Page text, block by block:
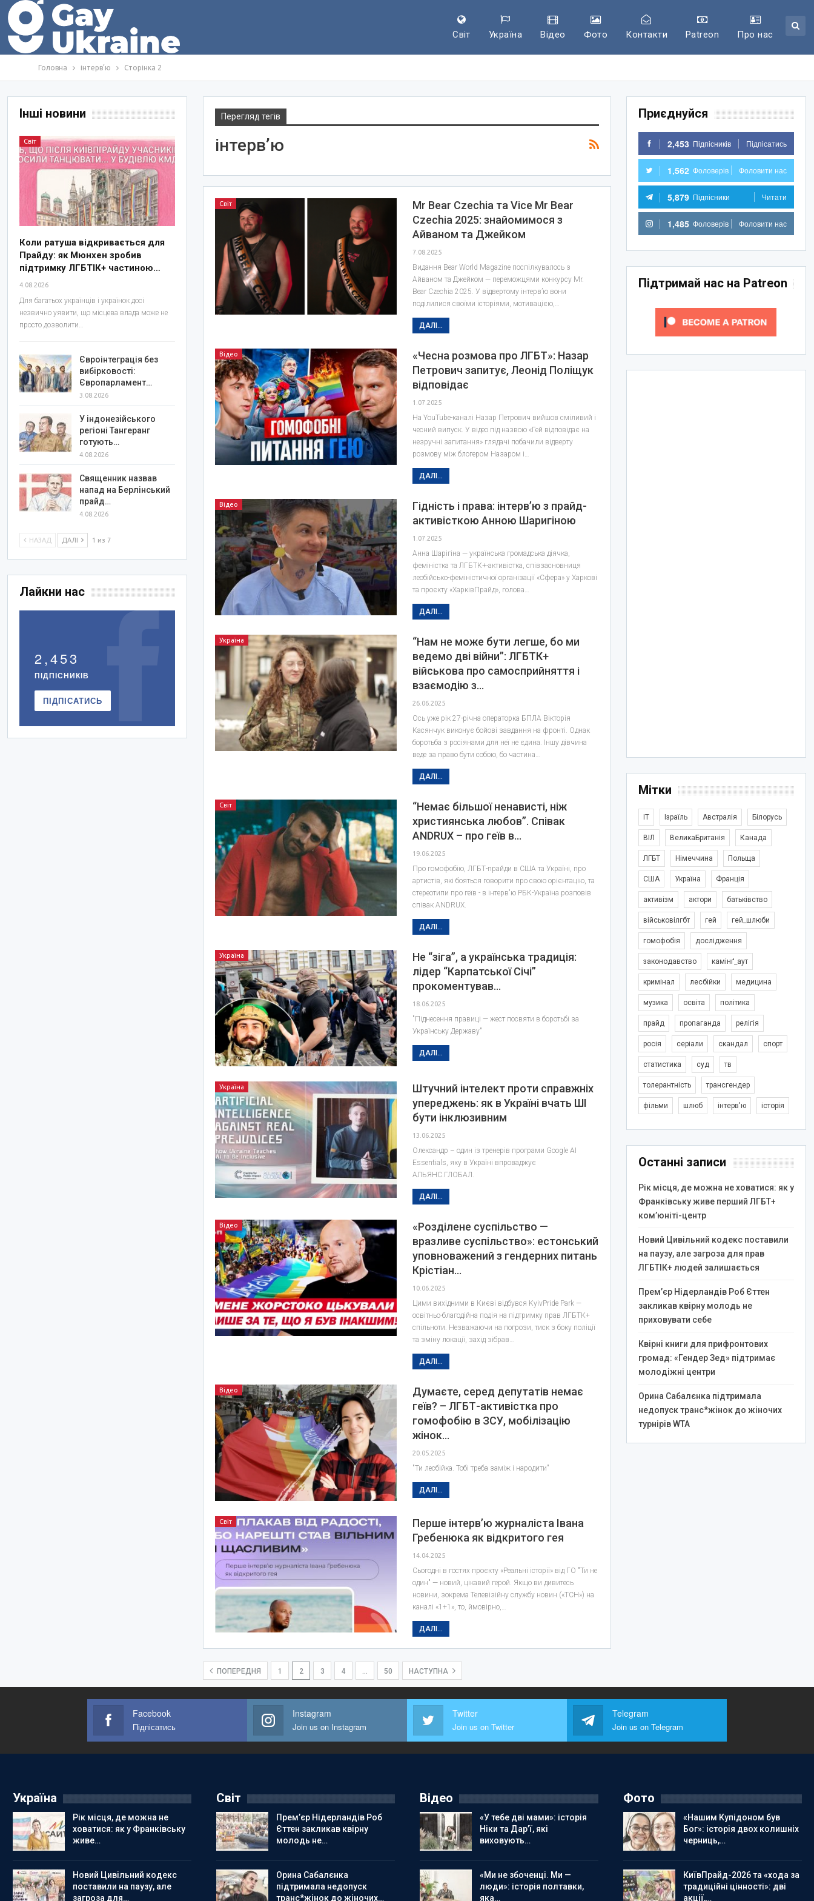
Світ Україна Відео Фото Контакти Patreon Про нас
Головна інтерв’ю Сторінка 2
Перегляд тегів
інтерв’ю
Світ
Mr Bear Czechia та Vice Mr Bear
Czechia 2025: знайомимося з
Айваном та Джейком
7.08.2025
Видання Bear World Magazine поспілкувалось з
Айваном та Джейком — переможцями конкурсу Mr.
Bear Czechia 2025. У відвертому інтерв’ю вони
поділилися своїми історіями, мотивацією,…
ДАЛІ...
Відео
«Чесна розмова про ЛГБТ»: Назар
Петрович запитує, Леонід Поліщук
відповідає
1.07.2025
На YouTube-каналі Назар Петрович вийшов сміливий і
чесний випуск. У відео під назвою «Гей відповідає на
незручні запитання» глядачі побачили відверту
розмову між блогером Назаром і…
ДАЛІ...
Відео
Гідність і права: інтерв’ю з прайд-
активісткою Анною Шаригіною
1.07.2025
Анна Шарігіна — українська громадська діячка,
феміністка та ЛГБТК+-активістка, співзасновниця
лесбійсько-феміністичної організації «Сфера» у Харкові
та проєкту «ХарківПрайд», голова…
ДАЛІ...
Україна
“Нам не може бути легше, бо ми
ведемо дві війни”: ЛГБТК+
військова про самосприйняття і
взаємодію з…
26.06.2025
Ось уже рік 27-річна операторка БПЛА Вікторія
Касянчук виконує бойові завдання на фронті. Однак
боротьба з росіянами для неї не єдина. Іншу дівчина
веде за право бути собою, бо частина…
ДАЛІ...
Світ
“Немає більшої ненависті, ніж
християнська любов”. Співак
ANDRUX – про геїв в…
19.06.2025
Про гомофобію, ЛГБТ-прайди в США та Україні, про
артистів, які бояться говорити про свою орієнтацію, та
стереотипи про геїв - в інтерв'ю РБК-Україна розповів
співак ANDRUX.
ДАЛІ...
Україна
Не “зіга”, а українська традиція:
лідер “Карпатської Січі”
прокоментував…
18.06.2025
"Піднесення правиці — жест посвяти в боротьбі за
Українську Державу"
ДАЛІ...
Україна
Штучний інтелект проти справжніх
упереджень: як в Україні вчать ШІ
бути інклюзивним
13.06.2025
Олександр – один із тренерів програми Google AI
Essentials, яку в Україні впроваджує
АЛЬЯНС.ГЛОБАЛ.
ДАЛІ...
Відео
«Розділене суспільство —
вразливе суспільство»: естонський
уповноважений з гендерних питань
Крістіан…
10.06.2025
Цими вихідними в Києві відбувся KyivPride Park —
освітньо-благодійна подія на підтримку прав ЛГБТК+
спільноти. Незважаючи на погрози, тиск з боку поліції
та зміну локації, захід зібрав…
ДАЛІ...
Відео
Думаєте, серед депутатів немає
геїв? – ЛГБТ-активістка про
гомофобію в ЗСУ, мобілізацію
жінок…
20.05.2025
"Ти лесбійка. Тобі треба заміж і народити"
ДАЛІ...
Світ
Перше інтервʼю журналіста Івана
Гребенюка як відкритого гея
14.04.2025
Сьогодні в гостях проєкту «Реальні історії» від ГО "Ти не
один" — новий, цікавий герой. Якщо ви дивитесь
новини, зокрема Телевізійну службу новин («ТСН») на
каналі «1+1», то, ймовірно,…
ДАЛІ...
ПОПЕРЕДНЯ 1 2 3 4 50 НАСТУПНА
Приєднуйся
2,453 Підпісників Підпісатись
1,562 Фоловерів Фоловити нас
5,879 Підпісники Читати
1,485 Фоловерів Фоловити нас
Підтримай нас на Patreon
Мітки
IT Ізраїль Австралія Білорусь
ВІЛ ВеликаБританія Канада
ЛГБТ Німеччина Польща
США Україна Франція
активізм актори батьківство
військовілгбт гей гей_шлюби
гомофобія дослідження
законодавство камінґ_аут
кримінал лесбійки медицина
музика освіта політика
прайд пропаганда релігія
росія серіали скандал спорт
статистика суд тв
толерантність трансгендер
фільми шлюб інтерв'ю історія
Останні записи
Рік місця, де можна не ховатися: як у
Франківську живе перший ЛГБТ+
ком’юніті-центр
Новий Цивільний кодекс поставили
на паузу, але загроза для прав
ЛГБТІК+ людей залишається
Прем’єр Нідерландів Роб Єттен
закликав квірну молодь не
приховувати себе
Квірні книги для прифронтових
громад: «Гендер Зед» підтримає
молодіжні центри
Орина Сабалєнка підтримала
недопуск транс*жінок до жіночих
турнірів WTA
Інші новини
Світ
Коли ратуша відкривається для
Прайду: як Мюнхен зробив
підтримку ЛГБТІК+ частиною…
4.08.2026
Для багатьох українців і українок досі
незвично уявити, що місцева влада може не
просто дозволити…
Євроінтеграція без
вибірковості:
Європарламент…
3.08.2026
У індонезійського
регіоні Тангеранг
готують…
4.08.2026
Священник назвав
напад на Берлінський
прайд…
4.08.2026
НАЗАД ДАЛІ 1 из 7
Лайкни нас
2,453
ПІДПІСНИКІВ
ПІДПІСАТИСЬ
Facebook
Підпісатись
Instagram
Join us on Instagram
Twitter
Join us on Twitter
Telegram
Join us on Telegram
Україна
Рік місця, де можна не
ховатися: як у Франківську
живе…
Новий Цивільний кодекс
поставили на паузу, але
загроза для…
Світ
Прем’єр Нідерландів Роб
Єттен закликав квірну
молодь не…
Орина Сабалєнка
підтримала недопуск
транс*жінок до жіночих…
Відео
«У тебе дві мами»: історія
Ніки та Дар’ї, які
виховують…
«Ми не збоченці. Ми —
люди»: історія полтавки,
яка…
Фото
«Нашим Купідоном був
Бог»: історія двох колишніх
черниць,…
КиївПрайд-2026 та «хода за
традиційні цінності»: дві
акції,…